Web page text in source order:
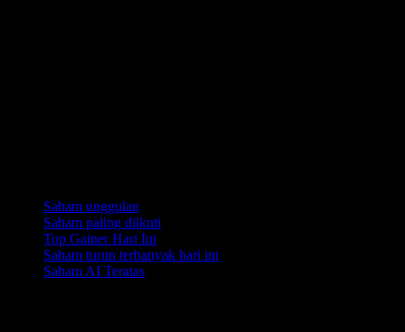
Saham unggulan
Saham paling diikuti
Top Gainer Hari Ini
Saham turun terbanyak hari ini
Saham AI Teratas